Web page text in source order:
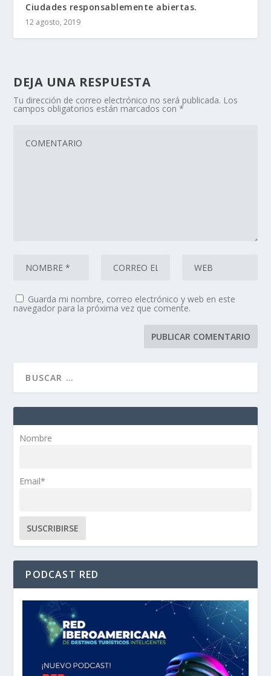
Ciudades responsablemente abiertas.
12 agosto, 2019
DEJA UNA RESPUESTA
Tu dirección de correo electrónico no será publicada. Los
campos obligatorios están marcados con*
Guarda mi nombre, correo electrónico y web en este
navegador para la próxima vez que comente.
Nombre
Email*
PODCAST RED